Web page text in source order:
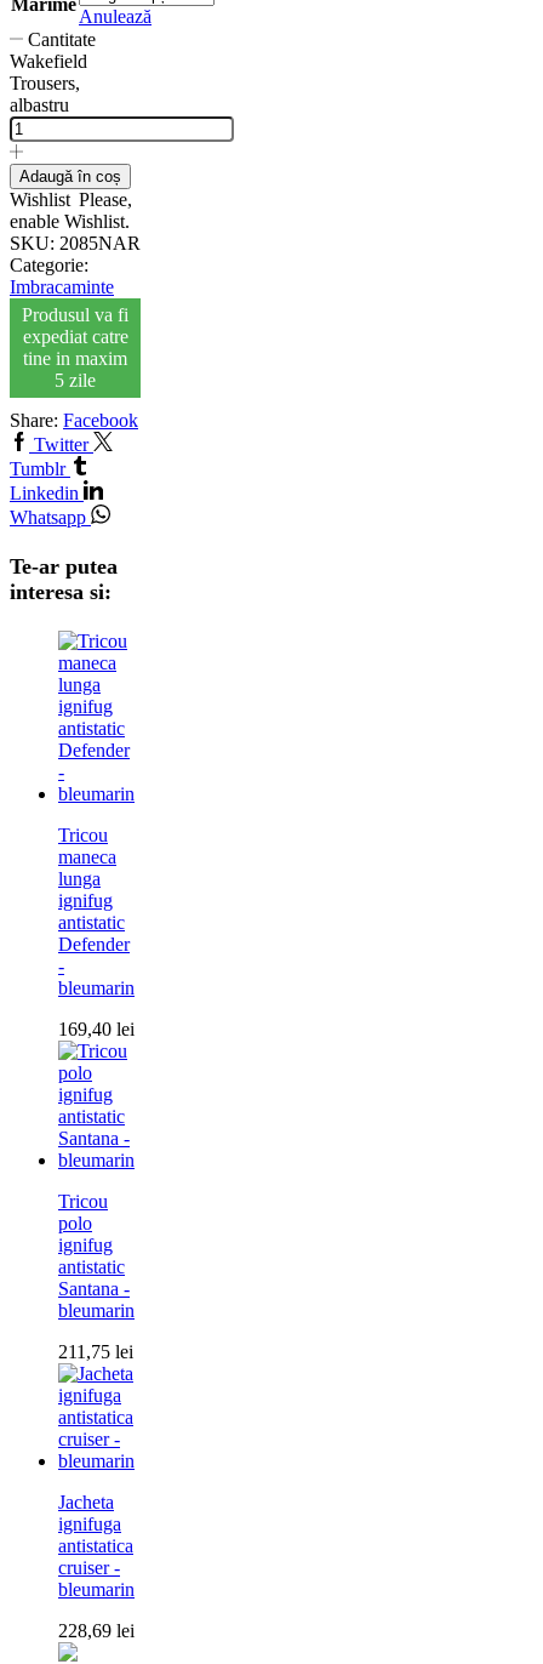
Anulează
Cantitate
Wakefield
Trousers,
albastru
Adaugă în coș
Wishlist Please,
enable Wishlist.
SKU: 2085NAR
Categorie:
Imbracaminte
Produsul va fi
expediat catre
tine in maxim
5 zile
Share: Facebook
Twitter
Tumblr
Linkedin
Whatsapp
Te-ar putea
interesa si:
Tricou
maneca
lunga
ignifug
antistatic
Defender
-
bleumarin
169,40 lei
Tricou
polo
ignifug
antistatic
Santana -
bleumarin
211,75 lei
Jacheta
ignifuga
antistatica
cruiser -
bleumarin
228,69 lei